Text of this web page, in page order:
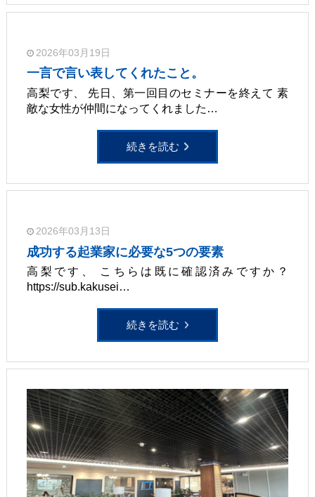
2026年03月19日
一言で言い表してくれたこと。
高梨です、 先日、第一回目のセミナーを終えて 素
敵な女性が仲間になってくれました…
続きを読む
2026年03月13日
成功する起業家に必要な5つの要素
高梨です、 こちらは既に確認済みですか？
https://sub.kakusei…
続きを読む